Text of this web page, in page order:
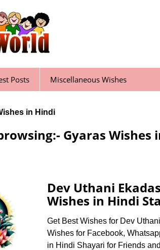
Posts Miscellaneous Wishes
in Hindi
Gyaras Wishes
Dev Uthani
Wishes in Hindi
Get Best Wishes for Dev
Wishes for Facebook,
in Hindi Shayari for Friends and